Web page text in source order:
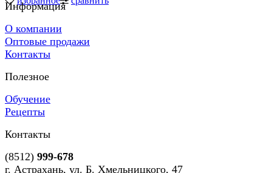
Информация
О компании
Оптовые продажи
Контакты
Полезное
Обучение
Рецепты
Контакты
(8512) 999-678
г. Астрахань, ул. Б. Хмельницкого, 47